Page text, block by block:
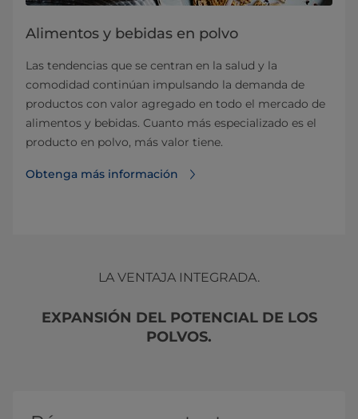
Alimentos y bebidas en polvo
Las tendencias que se centran en la salud y la
comodidad continúan impulsando la demanda de
productos con valor agregado en todo el mercado de
alimentos y bebidas. Cuanto más especializado es el
producto en polvo, más valor tiene.
Obtenga más información
LA VENTAJA INTEGRADA.
EXPANSIÓN DEL POTENCIAL DE LOS
POLVOS.